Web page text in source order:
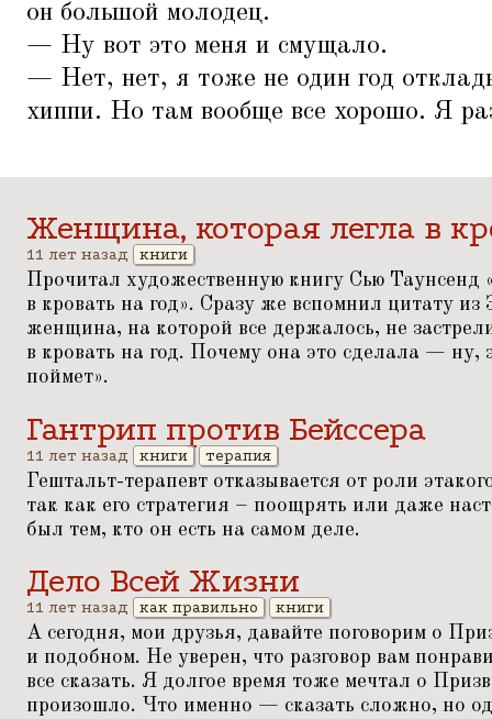
он большой молодец.
— Ну вот это меня и смущало.
— Нет, нет, я тоже не один год
хиппи. Но там вообще все хорошо. Я
Женщина, которая легла в
11 лет назад книги
Прочитал художественную книгу Сью
в кровать на год». Сразу же вспомнил цитату из
женщина, на которой все держалось, не
в кровать на год. Почему она это сделала —
поймет».
Гантрип против Бейссера
11 лет назад книги терапия
Гештальт-терапевт отказывается от роли
так как его стратегия – поощрять или даже
был тем, кто он есть на самом деле.
Дело Всей Жизни
11 лет назад как правильно книги
А сегодня, мои друзья, давайте поговорим о
и подобном. Не уверен, что разговор вам
все сказать. Я долгое время тоже мечтал о
произошло. Что именно — сказать сложно, но